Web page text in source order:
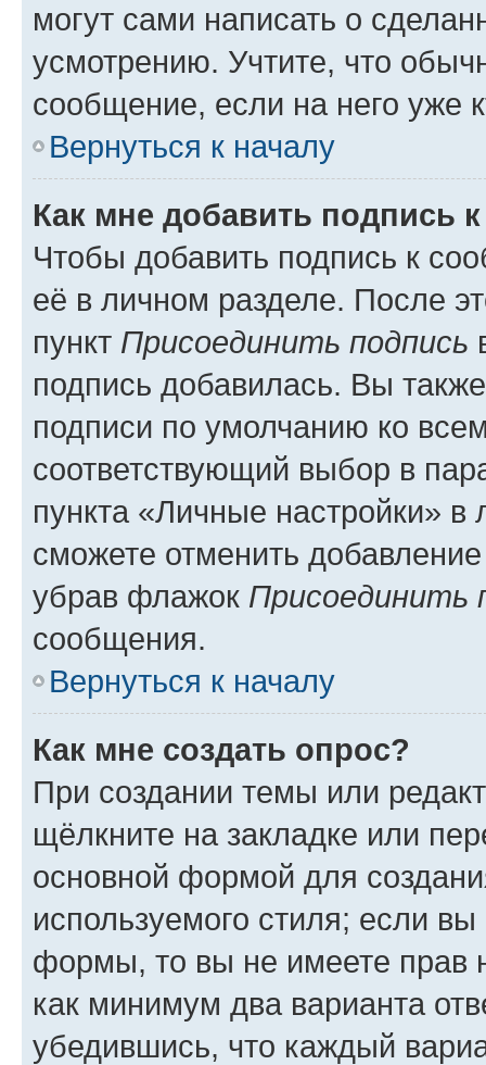
могут сами написать о
усмотрению. Учтите, что
сообщение, если на него уже
Вернуться к началу
Как мне добавить подпись
Чтобы добавить подпись к
её в личном разделе. После
пункт Присоединить подпись
подпись добавилась. Вы
подписи по умолчанию ко
соответствующий выбор в
пункта «Личные настройки»
сможете отменить
убрав флажок Присоединить
сообщения.
Вернуться к началу
Как мне создать опрос?
При создании темы или
щёлкните на закладке или
основной формой для
используемого стиля; если
формы, то вы не имеете прав
как минимум два варианта
убедившись, что каждый